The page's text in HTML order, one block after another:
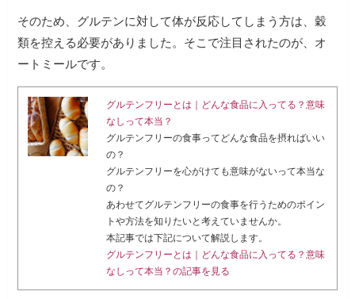
そのため、グルテンに対して体が反応してしまう方は、穀
類を控える必要がありました。そこで注目されたのが、オ
ートミールです。
グルテンフリーとは｜どんな食品に入ってる？意味
なしって本当？
グルテンフリーの食事ってどんな食品を摂ればいい
の？
グルテンフリーを心がけても意味がないって本当な
の？
あわせてグルテンフリーの食事を行うためのポイン
トや方法を知りたいと考えていませんか。
本記事では下記について解説します。
グルテンフリーとは｜どんな食品に入ってる？意味
なしって本当？の記事を見る